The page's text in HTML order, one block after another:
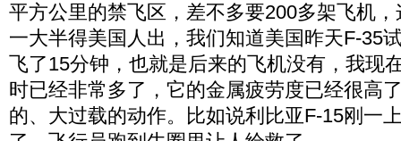
平方公里的禁飞区，差不多要200多架飞机
一大半得美国人出，我们知道美国昨天F-35
飞了15分钟，也就是后来的飞机没有，我现
时已经非常多了，它的金属疲劳度已经很高
的、大过载的动作。比如说利比亚F-15刚一